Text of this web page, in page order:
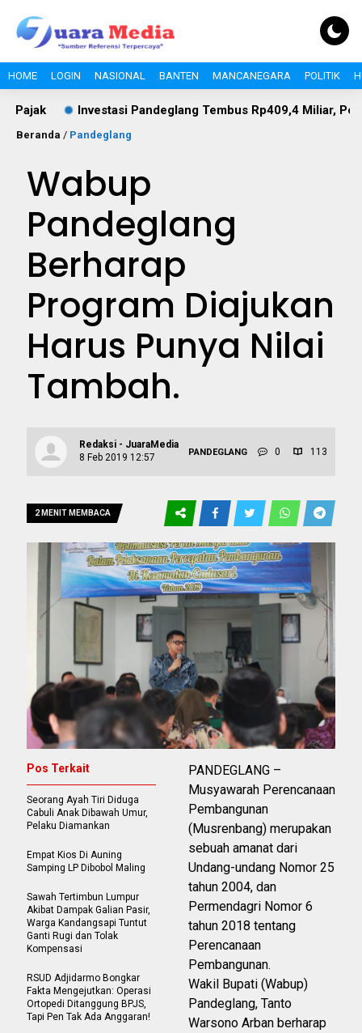
HOME LOGIN NASIONAL BANTEN MANCANEGARA POLITIK
Investasi Pandeglang Tembus Rp409,4 Miliar,
Beranda / Pandeglang
Wabup
Pandeglang
Berharap
Program Diajukan
Harus Punya Nilai
Tambah.
Redaksi - JuaraMedia
8 Feb 2019 12:57
PANDEGLANG 0 113
2 MENIT MEMBACA
PANDEGLANG –
Musyawarah Perencanaan
Pembangunan
(Musrenbang) merupakan
sebuah amanat dari
Undang-undang Nomor 25
tahun 2004, dan
Permendagri Nomor 6
tahun 2018 tentang
Perencanaan
Pembangunan.
Wakil Bupati (Wabup)
Pandeglang, Tanto
Warsono Arban berharap
Pos Terkait
Seorang Ayah Tiri Diduga
Cabuli Anak Dibawah Umur,
Pelaku Diamankan
Empat Kios Di Auning
Samping LP Dibobol Maling
Sawah Tertimbun Lumpur
Akibat Dampak Galian Pasir,
Warga Kandangsapi Tuntut
Ganti Rugi dan Tolak
Kompensasi
RSUD Adjidarmo Bongkar
Fakta Mengejutkan: Operasi
Ortopedi Ditanggung BPJS,
Tapi Pen Tak Ada Anggaran!